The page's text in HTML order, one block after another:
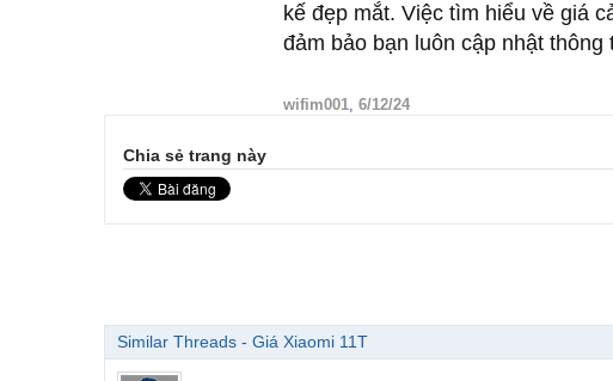
kế đẹp mắt. Việc tìm hiểu về giá
đảm bảo bạn luôn cập nhật
wifim001, 6/12/24
Chia sẻ trang này
Similar Threads - Giá Xiaomi 11T